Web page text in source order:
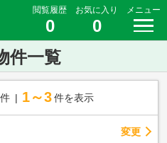
閲覧履歴
0
お気に入り
0
メニュー
件一覧
件 1～3 件を表示
変更